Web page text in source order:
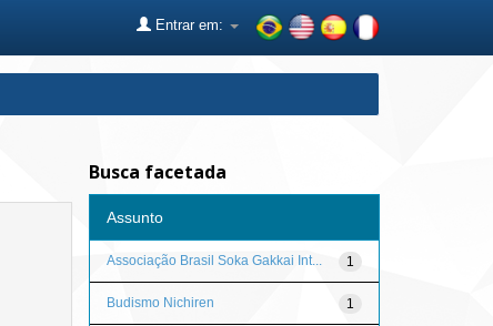
Entrar em:
Busca facetada
Assunto
1
Associação Brasil Soka Gakkai Int...
1
Budismo Nichiren